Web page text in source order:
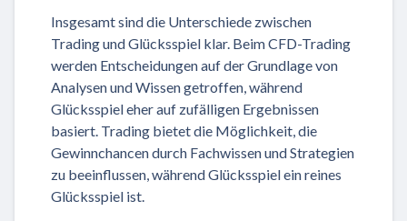
Insgesamt sind die Unterschiede zwischen
Trading und Glücksspiel klar. Beim CFD-Trading
werden Entscheidungen auf der Grundlage von
Analysen und Wissen getroffen, während
Glücksspiel eher auf zufälligen Ergebnissen
basiert. Trading bietet die Möglichkeit, die
Gewinnchancen durch Fachwissen und Strategien
zu beeinflussen, während Glücksspiel ein reines
Glücksspiel ist.